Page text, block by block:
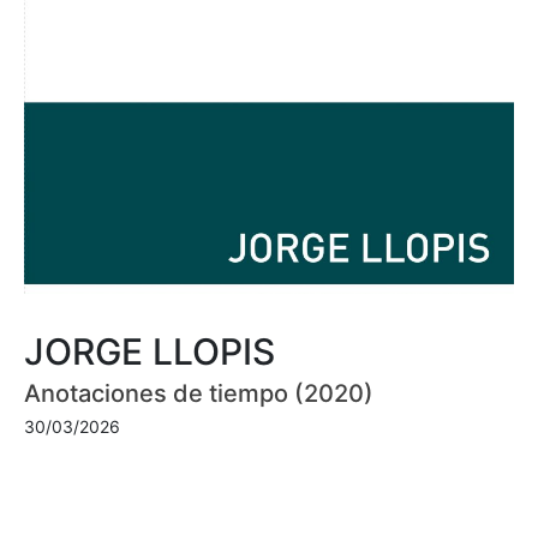
JORGE LLOPIS
Anotaciones de tiempo (2020)
30/03/2026